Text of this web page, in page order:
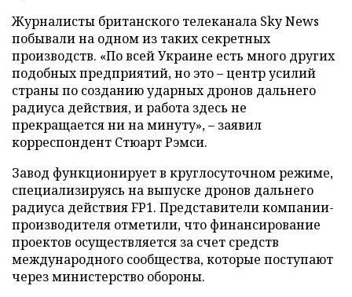
Журналисты британского телеканала Sky News
побывали на одном из таких секретных
производств. «По всей Украине есть много других
подобных предприятий, но это – центр усилий
страны по созданию ударных дронов дальнего
радиуса действия, и работа здесь не
прекращается ни на минуту», – заявил
корреспондент Стюарт Рэмси.
Завод функционирует в круглосуточном режиме,
специализируясь на выпуске дронов дальнего
радиуса действия FP1. Представители компании-
производителя отметили, что финансирование
проектов осуществляется за счет средств
международного сообщества, которые поступают
через министерство обороны.